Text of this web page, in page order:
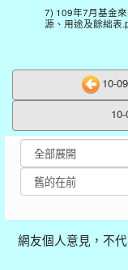
7) 109年7月基金來
源、用途及餘絀表
10-
網友個人意見，不